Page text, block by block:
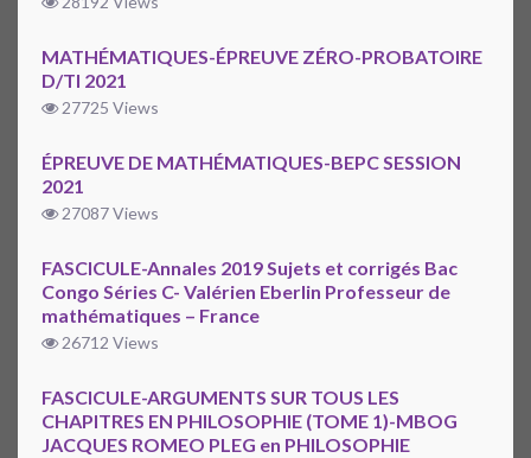
MATHÉMATIQUES-ÉPREUVE ZÉRO-PROBATOIRE
D/TI 2021
27725 Views
ÉPREUVE DE MATHÉMATIQUES-BEPC SESSION
2021
27087 Views
FASCICULE-Annales 2019 Sujets et corrigés Bac
Congo Séries C- Valérien Eberlin Professeur de
mathématiques – France
26712 Views
FASCICULE-ARGUMENTS SUR TOUS LES
CHAPITRES EN PHILOSOPHIE (TOME 1)-MBOG
JACQUES ROMEO PLEG en PHILOSOPHIE